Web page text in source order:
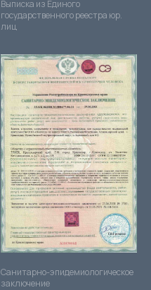
Выписка из Единого
государственного реестра юр.
лиц
Санитарно-эпидемиологическое
заключение